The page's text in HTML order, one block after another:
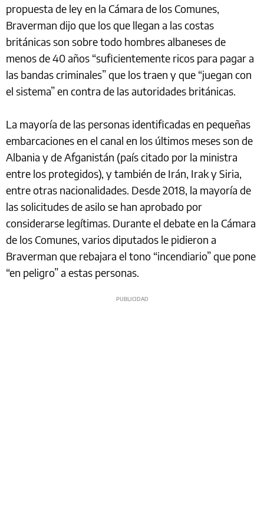
propuesta de ley en la Cámara de los Comunes,
Braverman dijo que los que llegan a las costas
británicas son sobre todo hombres albaneses de
menos de 40 años “suficientemente ricos para pagar a
las bandas criminales” que los traen y que “juegan con
el sistema” en contra de las autoridades británicas.
La mayoría de las personas identificadas en pequeñas
embarcaciones en el canal en los últimos meses son de
Albania y de Afganistán (país citado por la ministra
entre los protegidos), y también de Irán, Irak y Siria,
entre otras nacionalidades. Desde 2018, la mayoría de
las solicitudes de asilo se han aprobado por
considerarse legítimas. Durante el debate en la Cámara
de los Comunes, varios diputados le pidieron a
Braverman que rebajara el tono “incendiario” que pone
“en peligro” a estas personas.